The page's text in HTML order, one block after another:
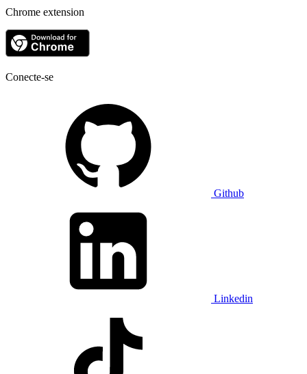
Chrome extension
Conecte-se
Github
Linkedin